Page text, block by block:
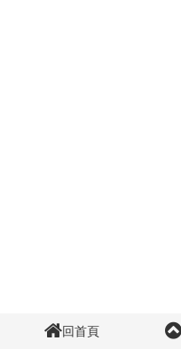
回首頁